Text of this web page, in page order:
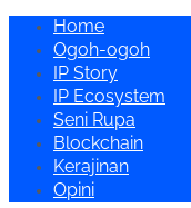
Home
Ogoh-ogoh
IP Story
IP Ecosystem
Seni Rupa
Blockchain
Kerajinan
Opini